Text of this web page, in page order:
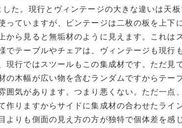
た。現行とヴィンテージの大きな違いは天板
っていますが、ビンテージは二枚の板を上下
から見ると無垢材のように見えます。これは
でテーブルやチェアは、ヴィンテージも現行
現行ではスツールもこの集成材です。ただ見
の木幅が広い物を含むランダムですからテー
囲気があります。つまり悪くない。ただ一点
作りますからサイドに集成材の合わせたライ
よりも側面の見え方の方が独特で個体差を感